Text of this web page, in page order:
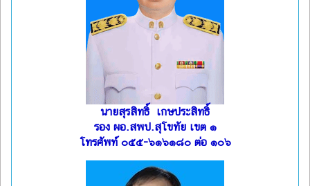
นายสุรสิทธิ์ เกษประสิทธิ์
รอง ผอ.สพป.สุโขทัย เขต ๑
โทรศัพท์ ๐๕๕-๖๑๖๑๘๐ ต่อ ๑๐๖